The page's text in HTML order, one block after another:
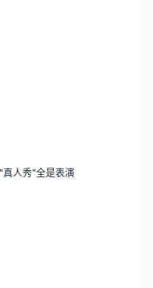
人秀"全是表演